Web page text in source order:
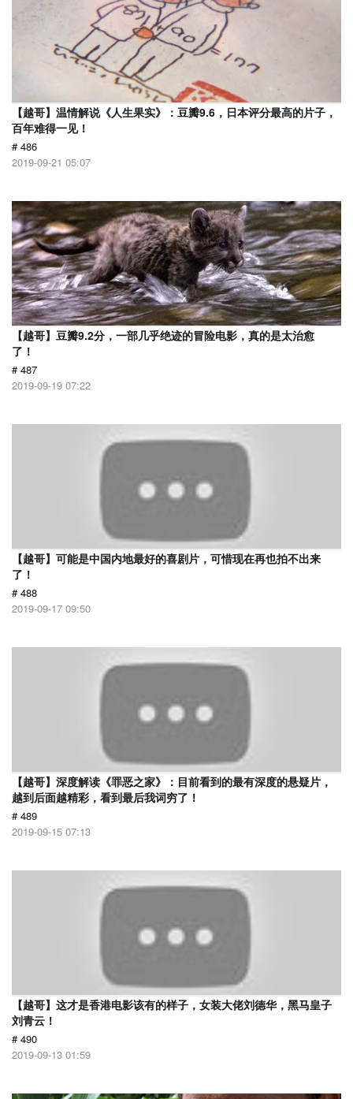
【越哥】温情解说《人生果实》：豆瓣9.6，日本评分最高的片子，
百年难得一见！
# 486
2019-09-21 05:07
【越哥】豆瓣9.2分，一部几乎绝迹的冒险电影，真的是太治愈
了！
# 487
2019-09-19 07:22
【越哥】可能是中国内地最好的喜剧片，可惜现在再也拍不出来
了！
# 488
2019-09-17 09:50
【越哥】深度解读《罪恶之家》：目前看到的最有深度的悬疑片，
越到后面越精彩，看到最后我词穷了！
# 489
2019-09-15 07:13
【越哥】这才是香港电影该有的样子，女装大佬刘德华，黑马皇子
刘青云！
# 490
2019-09-13 01:59